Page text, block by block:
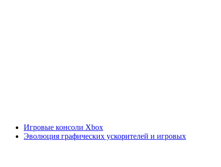
Игровые консоли Xbox
Эволюция графических ускорителей и игровых